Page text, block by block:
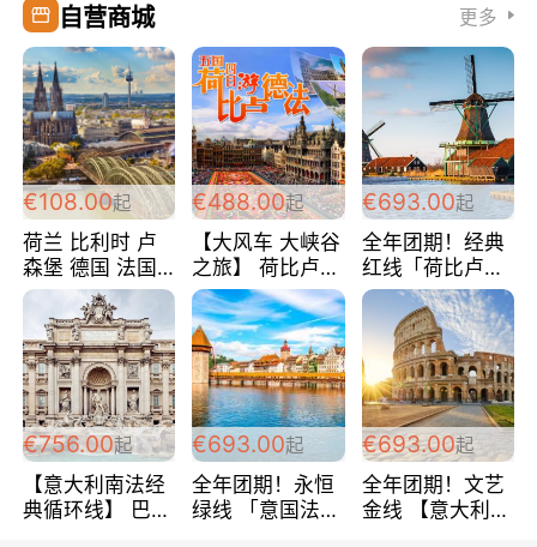
自营商城 更多
€108.00起
荷兰 比利时 卢
森堡 德国 法国
超爽玩遍西欧 循
环线 全程四星宾
馆 108欧/人/天
€488.00起
【大风车 大峡谷
之旅】 荷比卢德
法 巴黎上下 经
典五国四日游
488欧/人
€693.00起
全年团期！经典
红线「荷比卢德
法」七天循环 五
国 仅售99欧/人/
天！巴黎上下！
包拼房~
€756.00起
【意大利南法经
典循环线】 巴黎
€693.00起
全年团期！永恒
绿线 「意国法
€693.00起
全年团期！文艺
金线 【意大利一